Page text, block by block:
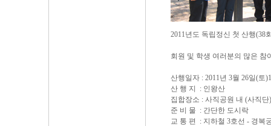
2011년도 독립정신 첫 산행(38
회원 및 학생 여러분의 많은 참
산행일자 : 2011년 3월 26일(토
산 행 지 : 인왕산
집합장소 : 사직공원 내 (사직단)
준 비 물 : 간단한 도시락
교 통 편 : 지하철 3호선 - 경복